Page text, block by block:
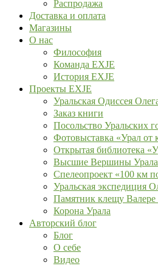
Распродажа
Доставка и оплата
Магазины
О нас
Философия
Команда EXJE
История EXJE
Проекты EXJE
Уральская Одиссея
Заказ книги
Посольство Уральских
Фотовыставка «Урал от
Открытая библиотека
Высшие Вершины Урала
Спелеопроект «100 км
Уральская экспедиция
Памятник клещу
Корона Урала
Авторский блог
Блог
О себе
Видео